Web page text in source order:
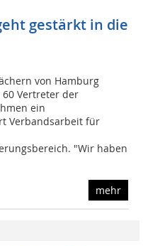
gestärkt in die
von Hamburg
Vertreter der
ein
Verbandsarbeit für
"Wir haben
mehr